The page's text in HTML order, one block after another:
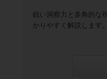
鋭い洞察力と多角的な
かりやすく解説します